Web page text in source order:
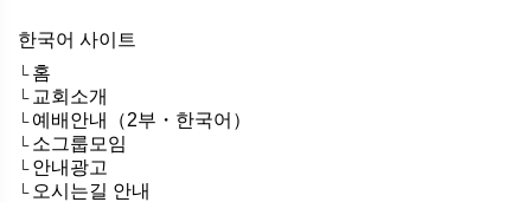
한국어 사이트
└ 홈
└ 교회소개
└ 예배안내（2부・한국어）
└ 소그룹모임
└ 안내광고
└ 오시는길 안내